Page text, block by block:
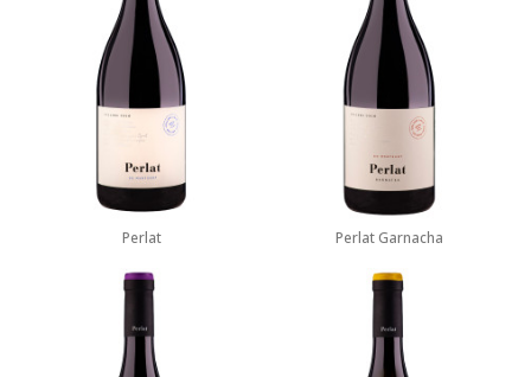
Perlat Perlat Garnacha